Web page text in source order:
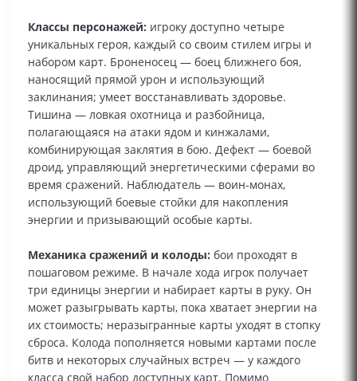
Классы персонажей: игроку доступно четыре
уникальных героя, каждый со своим стилем игры и
набором карт. Броненосец — боец ближнего боя,
наносящий прямой урон и использующий
заклинания; умеет восстанавливать здоровье.
Тишина — ловкая охотница и разбойница,
полагающаяся на атаки ядом и кинжалами,
комбинирующая заклятия в бою. Дефект — боевой
дроид, управляющий энергетическими сферами во
время сражений. Наблюдатель — воин‑монах,
использующий боевые стойки для накопления
энергии и призывающий особые карты.
Механика сражений и колоды: бои проходят в
пошаговом режиме. В начале хода игрок получает
три единицы энергии и набирает карты в руку. Он
может разыгрывать карты, пока хватает энергии на
их стоимость; неразыгранные карты уходят в стопку
сброса. Колода пополняется новыми картами после
битв и некоторых случайных встреч — у каждого
класса свой набор доступных карт. Помимо